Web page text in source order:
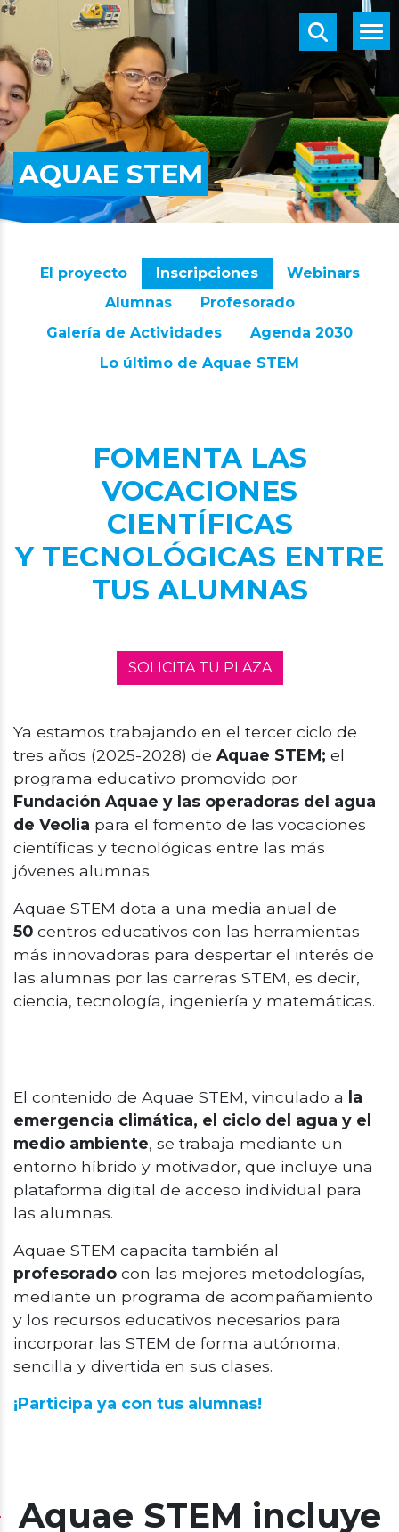
AQUAE STEM
El proyecto Inscripciones
Webinars
Alumnas
Profesorado
Galería de Actividades
Agenda 2030
Lo último de Aquae STEM
FOMENTA LAS
VOCACIONES
CIENTÍFICAS
Y TECNOLÓGICAS ENTRE
TUS ALUMNAS
SOLICITA TU PLAZA
Ya estamos trabajando en el tercer ciclo de
tres años (2025-2028) de Aquae STEM; el
programa educativo promovido por
Fundación Aquae y las operadoras del agua
de Veolia para el fomento de las vocaciones
científicas y tecnológicas entre las más
jóvenes alumnas.
Aquae STEM dota a una media anual de
50 centros educativos con las herramientas
más innovadoras para despertar el interés de
las alumnas por las carreras STEM, es decir,
ciencia, tecnología, ingeniería y matemáticas.
El contenido de Aquae STEM, vinculado a
la
emergencia climática, el ciclo del agua y el
medio ambiente, se trabaja mediante un
entorno híbrido y motivador, que incluye una
plataforma digital de acceso individual para
las alumnas.
Aquae STEM capacita también al
profesorado con las mejores metodologías,
mediante un programa de acompañamiento
y los recursos educativos necesarios para
incorporar las STEM de forma autónoma,
sencilla y divertida en sus clases.
¡Participa ya con tus alumnas!
Aquae STEM incluye